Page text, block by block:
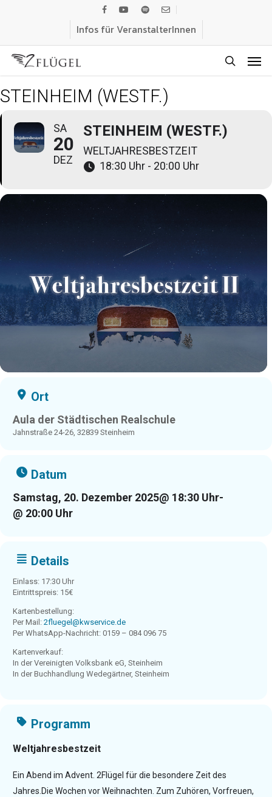
content
facebook
youtubespotifyemail
Infos für VeranstalterInnen
STEINHEIM (WESTF.)
SA
20
DEZ
STEINHEIM (WESTF.)
WELTJAHRESBESTZEIT
18:30 Uhr - 20:00 Uhr
Ort
Aula der Städtischen Realschule
Jahnstraße 24-26, 32839 Steinheim
Datum
Samstag, 20. Dezember 2025@ 18:30 Uhr-
@ 20:00 Uhr
Details
Einlass: 17:30 Uhr
Eintrittspreis: 15€
Kartenbestellung:
Per Mail: 2fluegel@kwservice.de
Per WhatsApp-Nachricht: 0159 – 084 096 75
Kartenverkauf:
In der Vereinigten Volksbank eG, Steinheim
In der Buchhandlung Wedegärtner, Steinheim
Programm
Weltjahresbestzeit
Ein Abend im Advent. 2Flügel für die besondere Zeit des
Jahres.Die Wochen vor Weihnachten. Zum Zuhören, Vorfreuen,